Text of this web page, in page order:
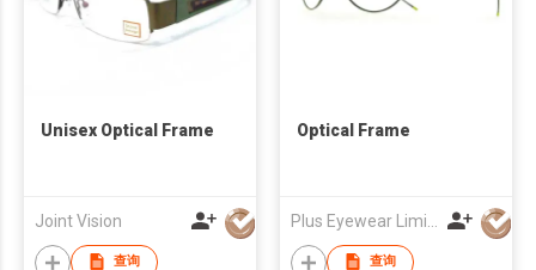
Unisex Optical Frame
Joint Vision
查询
Optical Frame
查询